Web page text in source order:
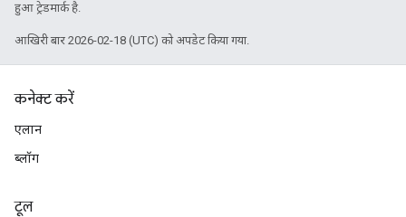
हुआ ट्रेडमार्क है.
आखिरी बार 2026-02-18 (UTC) को अपडेट किया गया.
कनेक्ट करें
एलान
ब्लॉग
टूल